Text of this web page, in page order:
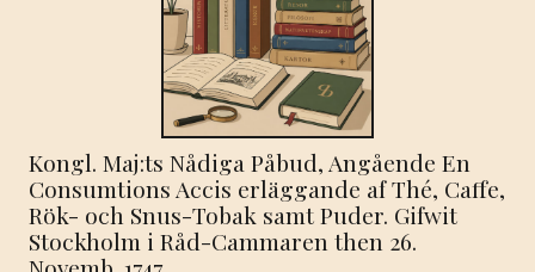
Kongl. Maj:ts Nådiga Påbud, Angående En
Consumtions Accis erläggande af Thé, Caffe,
Rök- och Snus-Tobak samt Puder. Gifwit
Stockholm i Råd-Cammaren then 26.